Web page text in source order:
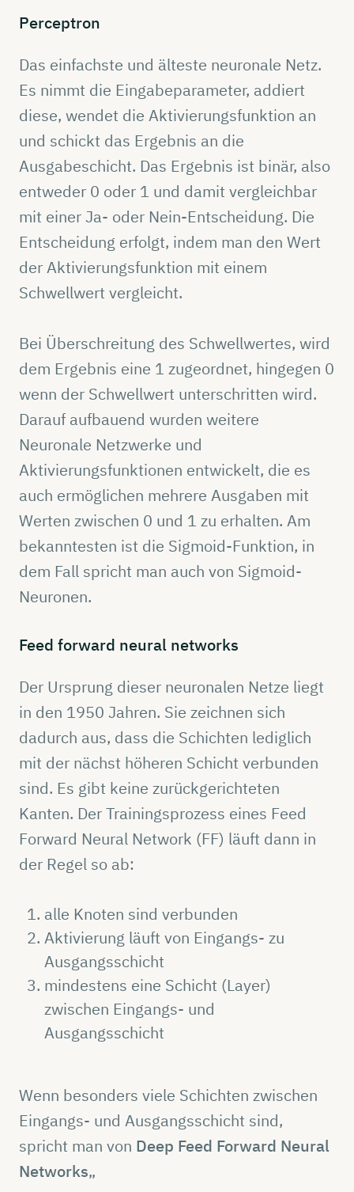
Perceptron
Das einfachste und älteste neuronale Netz.
Es nimmt die Eingabeparameter, addiert
diese, wendet die Aktivierungsfunktion an
und schickt das Ergebnis an die
Ausgabeschicht. Das Ergebnis ist binär, also
entweder 0 oder 1 und damit vergleichbar
mit einer Ja- oder Nein-Entscheidung. Die
Entscheidung erfolgt, indem man den Wert
der Aktivierungsfunktion mit einem
Schwellwert vergleicht.
Bei Überschreitung des Schwellwertes, wird
dem Ergebnis eine 1 zugeordnet, hingegen 0
wenn der Schwellwert unterschritten wird.
Darauf aufbauend wurden weitere
Neuronale Netzwerke und
Aktivierungsfunktionen entwickelt, die es
auch ermöglichen mehrere Ausgaben mit
Werten zwischen 0 und 1 zu erhalten. Am
bekanntesten ist die Sigmoid-Funktion, in
dem Fall spricht man auch von Sigmoid-
Neuronen.
Feed forward neural networks
Der Ursprung dieser neuronalen Netze liegt
in den 1950 Jahren. Sie zeichnen sich
dadurch aus, dass die Schichten lediglich
mit der nächst höheren Schicht verbunden
sind. Es gibt keine zurückgerichteten
Kanten. Der Trainingsprozess eines Feed
Forward Neural Network (FF) läuft dann in
der Regel so ab:
alle Knoten sind verbunden
Aktivierung läuft von Eingangs- zu
Ausgangsschicht
mindestens eine Schicht (Layer)
zwischen Eingangs- und
Ausgangsschicht
Wenn besonders viele Schichten zwischen
Eingangs- und Ausgangsschicht sind,
spricht man von Deep Feed Forward Neural
Networks„